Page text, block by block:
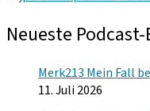
Neueste
Merk213 Mein Fall
11. Juli 2026